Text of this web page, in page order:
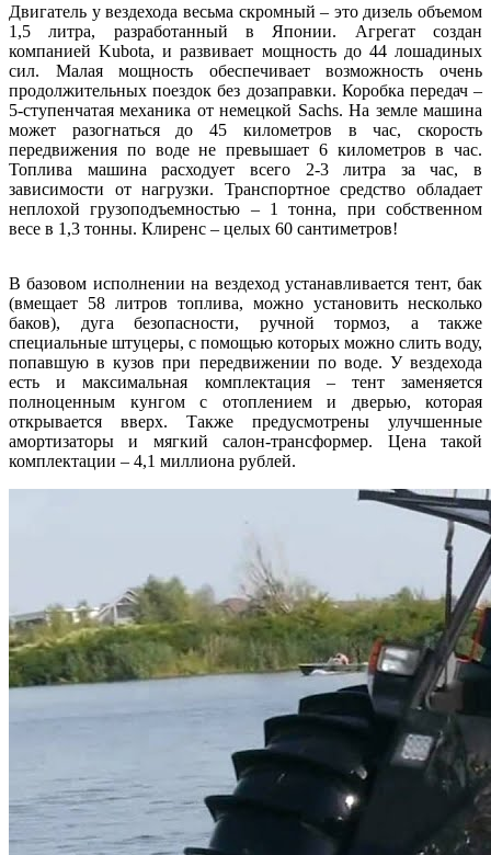
Двигатель у вездехода весьма скромный – это дизель объемом
1,5 литра, разработанный в Японии. Агрегат создан
компанией Kubota, и развивает мощность до 44 лошадиных
сил. Малая мощность обеспечивает возможность очень
продолжительных поездок без дозаправки. Коробка передач –
5-ступенчатая механика от немецкой Sachs. На земле машина
может разогнаться до 45 километров в час, скорость
передвижения по воде не превышает 6 километров в час.
Топлива машина расходует всего 2-3 литра за час, в
зависимости от нагрузки. Транспортное средство обладает
неплохой грузоподъемностью – 1 тонна, при собственном
весе в 1,3 тонны. Клиренс – целых 60 сантиметров!
В базовом исполнении на вездеход устанавливается тент, бак
(вмещает 58 литров топлива, можно установить несколько
баков), дуга безопасности, ручной тормоз, а также
специальные штуцеры, с помощью которых можно слить воду,
попавшую в кузов при передвижении по воде. У вездехода
есть и максимальная комплектация – тент заменяется
полноценным кунгом с отоплением и дверью, которая
открывается вверх. Также предусмотрены улучшенные
амортизаторы и мягкий салон-трансформер. Цена такой
комплектации – 4,1 миллиона рублей.